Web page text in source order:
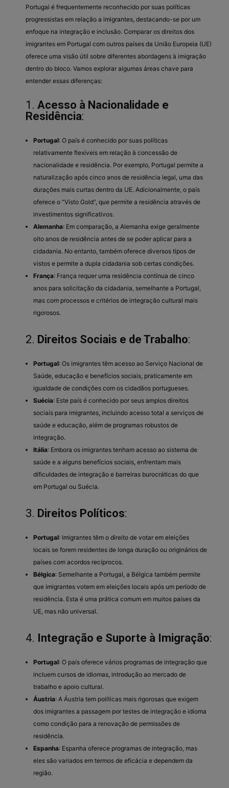
Portugal é frequentemente reconhecido por suas políticas
progressistas em relação a imigrantes, destacando-se por um
enfoque na integração e inclusão. Comparar os direitos dos
imigrantes em Portugal com outros países da União Europeia (UE)
oferece uma visão útil sobre diferentes abordagens à imigração
dentro do bloco. Vamos explorar algumas áreas chave para
entender essas diferenças:
1. Acesso à Nacionalidade e
Residência:
Portugal: O país é conhecido por suas políticas
relativamente flexíveis em relação à concessão de
nacionalidade e residência. Por exemplo, Portugal permite a
naturalização após cinco anos de residência legal, uma das
durações mais curtas dentro da UE. Adicionalmente, o país
oferece o “Visto Gold”, que permite a residência através de
investimentos significativos.
Alemanha: Em comparação, a Alemanha exige geralmente
oito anos de residência antes de se poder aplicar para a
cidadania. No entanto, também oferece diversos tipos de
vistos e permite a dupla cidadania sob certas condições.
França: França requer uma residência contínua de cinco
anos para solicitação da cidadania, semelhante a Portugal,
mas com processos e critérios de integração cultural mais
rigorosos.
2. Direitos Sociais e de Trabalho:
Portugal: Os imigrantes têm acesso ao Serviço Nacional de
Saúde, educação e benefícios sociais, praticamente em
igualdade de condições com os cidadãos portugueses.
Suécia: Este país é conhecido por seus amplos direitos
sociais para imigrantes, incluindo acesso total a serviços de
saúde e educação, além de programas robustos de
integração.
Itália: Embora os imigrantes tenham acesso ao sistema de
saúde e a alguns benefícios sociais, enfrentam mais
dificuldades de integração e barreiras burocráticas do que
em Portugal ou Suécia.
3. Direitos Políticos:
Portugal: Imigrantes têm o direito de votar em eleições
locais se forem residentes de longa duração ou originários de
países com acordos recíprocos.
Bélgica: Semelhante a Portugal, a Bélgica também permite
que imigrantes votem em eleições locais após um período de
residência. Esta é uma prática comum em muitos países da
UE, mas não universal.
4. Integração e Suporte à Imigração:
Portugal: O país oferece vários programas de integração que
incluem cursos de idiomas, introdução ao mercado de
trabalho e apoio cultural.
Áustria: A Áustria tem políticas mais rigorosas que exigem
dos imigrantes a passagem por testes de integração e idioma
como condição para a renovação de permissões de
residência.
Espanha: Espanha oferece programas de integração, mas
eles são variados em termos de eficácia e dependem da
região.